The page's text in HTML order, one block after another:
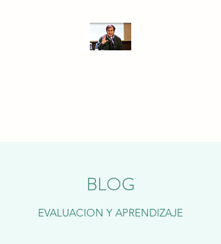
BLOG
EVALUACION Y APRENDIZAJE